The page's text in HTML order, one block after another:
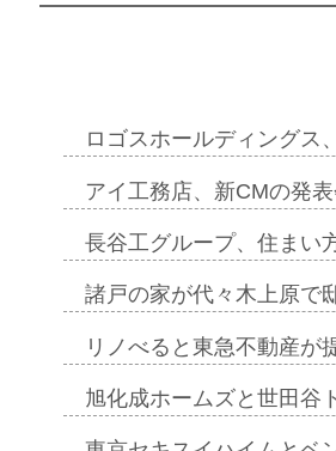
ロゴスホールディング
アイ工務店、新CMの発
長谷工グループ、住まい
諸戸の家が代々木上原で
リノべると東急不動産が
旭化成ホームズと世田谷